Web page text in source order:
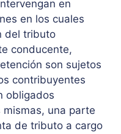
en
en los cuales
del tributo
conducente,
son sujetos
contribuyentes
obligados
una parte
de tributo a cargo